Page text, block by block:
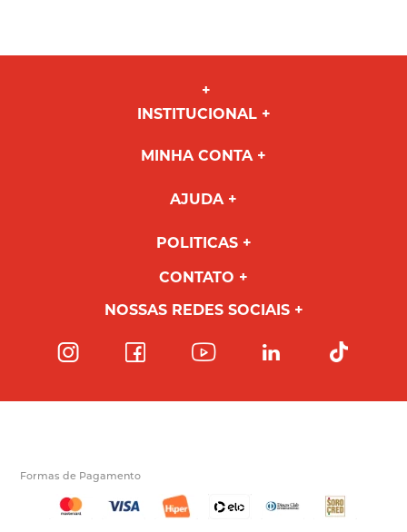
INSTITUCIONAL
MINHA CONTA
AJUDA
POLITICAS
CONTATO
NOSSAS REDES SOCIAIS
Formas de Pagamento